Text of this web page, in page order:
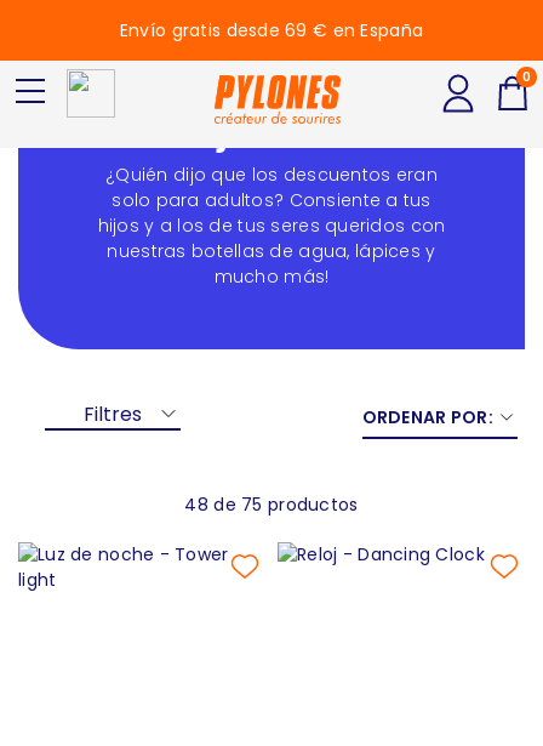
Rebajas - Niños
¿Quién dijo que los descuentos eran
solo para adultos? Consiente a tus
hijos y a los de tus seres queridos con
nuestras botellas de agua, lápices y
mucho más!
Filtres ORDENAR POR:
48 de 75 productos
Envío gratis desde 69 € en España
0